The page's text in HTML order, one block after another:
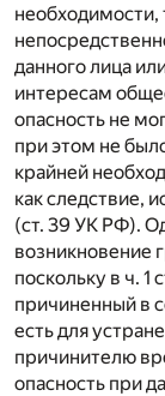
необходимости,
данного лица
интересам
опасность не
при этом не
крайней
как следствие,
(ст. 39 УК РФ).
возникновение
поскольку в ч. 1
причиненный в
есть для
причинителю
опасность при